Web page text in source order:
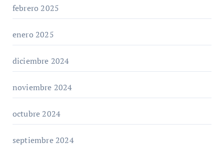
febrero 2025
enero 2025
diciembre 2024
noviembre 2024
octubre 2024
septiembre 2024